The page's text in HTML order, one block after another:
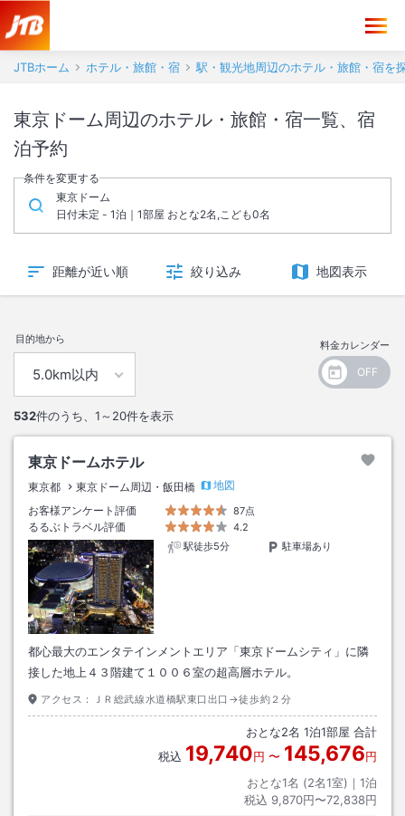
JTBホーム ホテル・旅館・宿 駅・観光地周辺のホテル・旅館・宿を
東京ドーム周辺のホテル・旅館・宿一覧、宿
泊予約
条件を変更する
東京ドーム
日付未定 - 1泊｜1部屋 おとな2名,こども0名
距離が近い順 絞り込み 地図表示
目的地から 料金カレンダー
532件のうち、 1～20件を表示
東京ドームホテル
東京都 東京ドーム周辺・飯田橋
地図
お客様アンケート評価
87点
るるぶトラベル評価
4.2
駅徒歩5分
駐車場あり
都心最大のエンタテインメントエリア「東京ドームシティ」に隣
接した地上４３階建て１００６室の超高層ホテル。
アクセス： ＪＲ総武線水道橋駅東口出口→徒歩約２分
おとな2名 1泊1部屋 合計
税込 19,740円 〜 145,676円
おとな1名 (2名1室)｜ 1泊
税込 9,870円〜72,838円